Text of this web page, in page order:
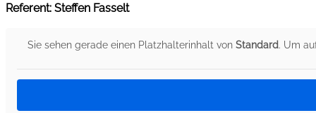
Referent: Steffen Fasselt
Sie sehen gerade einen Platzhalterinhalt von Standard. Um